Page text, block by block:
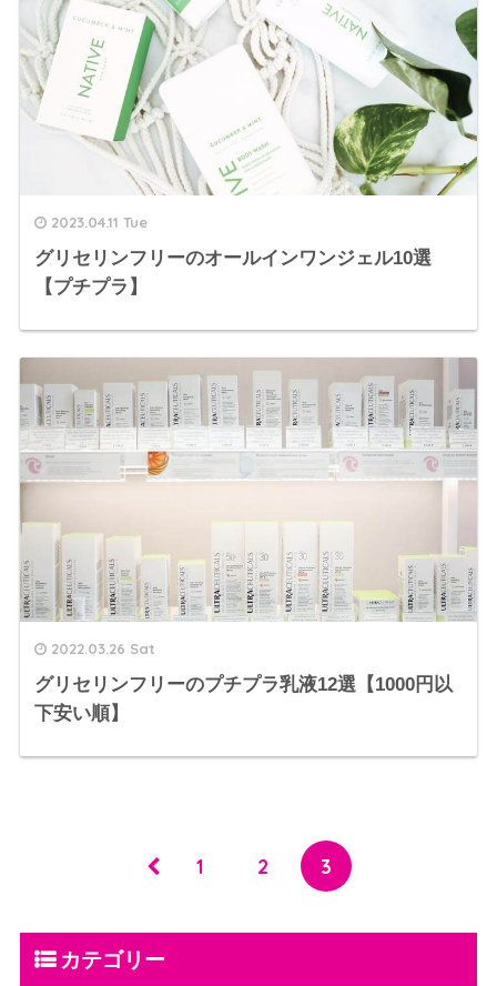
2023.04.11 Tue
グリセリンフリーのオールインワンジェル10選
【プチプラ】
2022.03.26 Sat
グリセリンフリーのプチプラ乳液12選【1000円以
下安い順】
1 2 3
カテゴリー